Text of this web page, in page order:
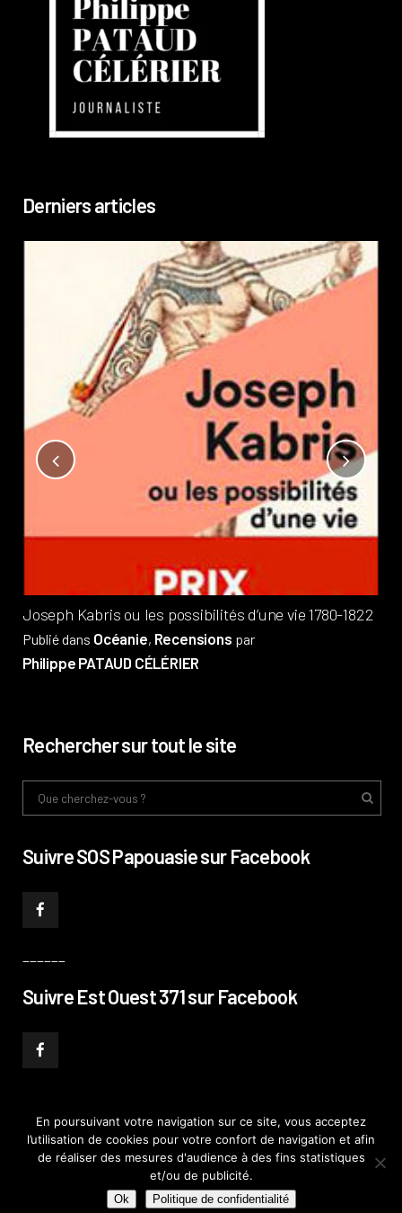
Derniers articles
Joseph Kabris ou les possibilités d’une vie 1780-1822
Publié dans Océanie, Recensions par
Philippe PATAUD CÉLÉRIER
Rechercher sur tout le site
Suivre SOS Papouasie sur Facebook
Suivre Est Ouest 371 sur Facebook
© PHILIPPE PATAUD CÉLÉRIER 2019–MENTIONS LÉGALES–POLITIQUE DE
CONFIDENTIALITÉ–PLAN DE SITE
En poursuivant votre navigation sur ce site, vous acceptez
l’utilisation de cookies pour votre confort de navigation et afin
de réaliser des mesures d'audience à des fins statistiques
et/ou de publicité.
Ok Politique de confidentialité